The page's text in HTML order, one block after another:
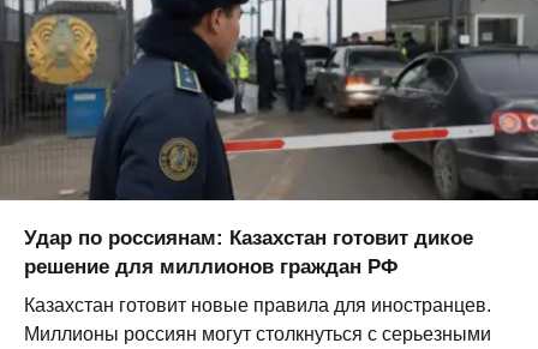
Удар по россиянам: Казахстан готовит дикое
решение для миллионов граждан РФ
Казахстан готовит новые правила для иностранцев.
Миллионы россиян могут столкнуться с серьезными